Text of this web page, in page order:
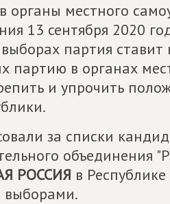
местного
13 сентября 2020
партия ставит
партию в органах
и упрочить
за списки
объединения
РОССИЯ в
выборами.